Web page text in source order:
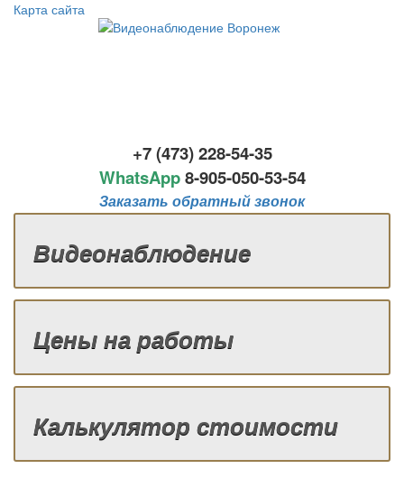
Карта сайта
+7 (473) 228-54-35
WhatsApp8-905-050-53-54
Заказать обратный звонок
Видеонаблюдение
Цены на работы
Калькулятор стоимости